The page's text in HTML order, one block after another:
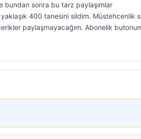
sonra bu tarz paylaşımlar
400 tanesini sildim. Müstehcenlik
paylaşmayacağım. Abonelik